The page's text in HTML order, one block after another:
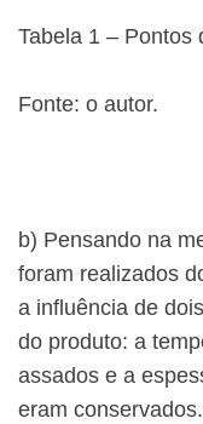
Tabela 1 – Pontos
Fonte: o autor.
b) Pensando na
foram realizados
a influência de
do produto: a
assados e a
eram